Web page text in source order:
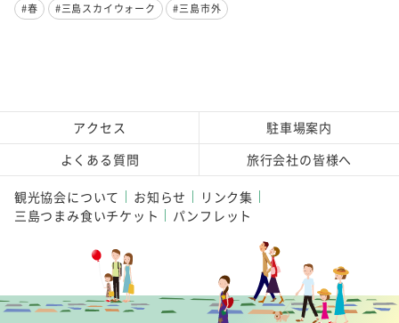
#春
#三島スカイウォーク #三島市外
アクセス
駐車場案内
よくある質問
旅行会社の皆様へ
観光協会について お知らせ
リンク集
三島つまみ食いチケット
パンフレット